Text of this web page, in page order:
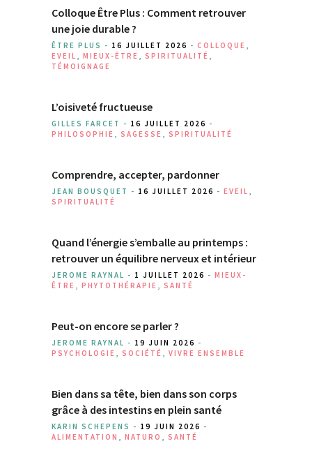
Colloque Être Plus : Comment retrouver
une joie durable ?
ÊTRE PLUS - 16 JUILLET 2026 - COLLOQUE ,
EVEIL , MIEUX-ÊTRE , SPIRITUALITÉ ,
TÉMOIGNAGE
L’oisiveté fructueuse
GILLES FARCET - 16 JUILLET 2026 -
PHILOSOPHIE , SAGESSE , SPIRITUALITÉ
Comprendre, accepter, pardonner
JEAN BOUSQUET - 16 JUILLET 2026 - EVEIL ,
SPIRITUALITÉ
Quand l’énergie s’emballe au printemps :
retrouver un équilibre nerveux et intérieur
JEROME RAYNAL - 1 JUILLET 2026 - MIEUX-
ÊTRE , PHYTOTHÉRAPIE , SANTÉ
Peut-on encore se parler ?
JEROME RAYNAL - 19 JUIN 2026 -
PSYCHOLOGIE , SOCIÉTÉ , VIVRE ENSEMBLE
Bien dans sa tête, bien dans son corps
grâce à des intestins en plein santé
KARIN SCHEPENS - 19 JUIN 2026 -
ALIMENTATION , NATURO , SANTÉ